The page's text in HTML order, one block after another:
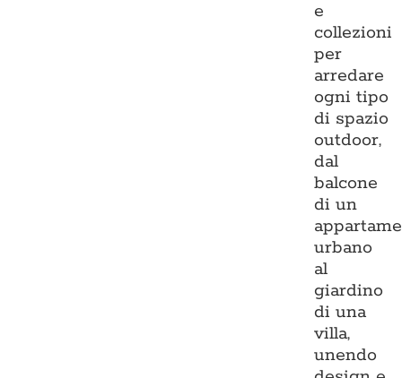
e
collezioni
per
arredare
ogni tipo
di spazio
outdoor,
dal
balcone
di un
urbano
al
giardino
di una
villa,
unendo